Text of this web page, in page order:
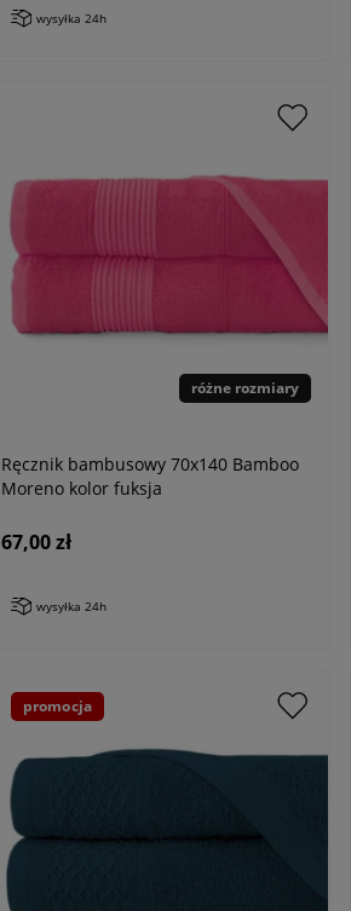
wysyłka 24h
różne rozmiary
Ręcznik bambusowy 70x140 Bamboo
Moreno kolor fuksja
67,00 zł
wysyłka 24h
promocja